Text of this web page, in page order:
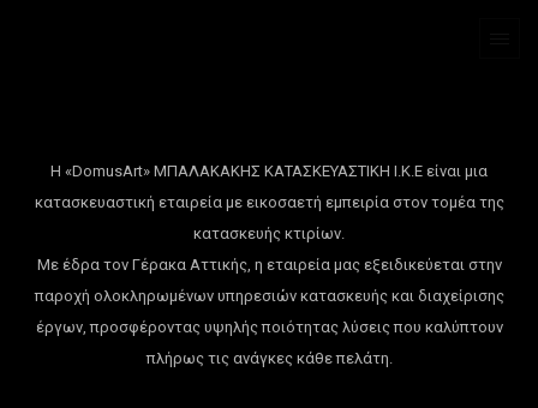
Η «DomusArt» ΜΠΑΛΑΚΑΚΗΣ ΚΑΤΑΣΚΕΥΑΣΤΙΚΗ Ι.Κ.Ε είναι μια
κατασκευαστική εταιρεία με εικοσαετή εμπειρία στον τομέα της
κατασκευής κτιρίων.
Με έδρα τον Γέρακα Αττικής, η εταιρεία μας εξειδικεύεται στην
παροχή ολοκληρωμένων υπηρεσιών κατασκευής και διαχείρισης
έργων, προσφέροντας υψηλής ποιότητας λύσεις που καλύπτουν
πλήρως τις ανάγκες κάθε πελάτη.